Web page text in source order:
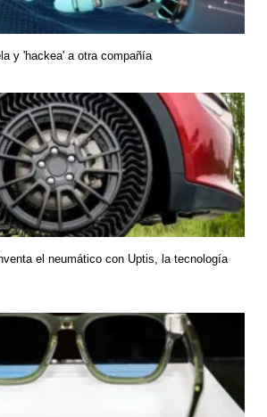
y 'hackea' a otra compañía
el neumático con Uptis, la tecnología